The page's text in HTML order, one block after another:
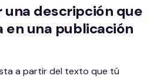
una descripción que
en una publicación
a partir del texto que tú